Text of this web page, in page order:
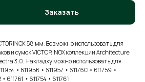
Заказать
58 мм. Возможно использовать для
и сумок VICTORINOX коллекции Architecture
3.0. Накладку можно использовать для
• 611956 • 611957 • 611760 • 611759 •
611761 • 611754 • 611761